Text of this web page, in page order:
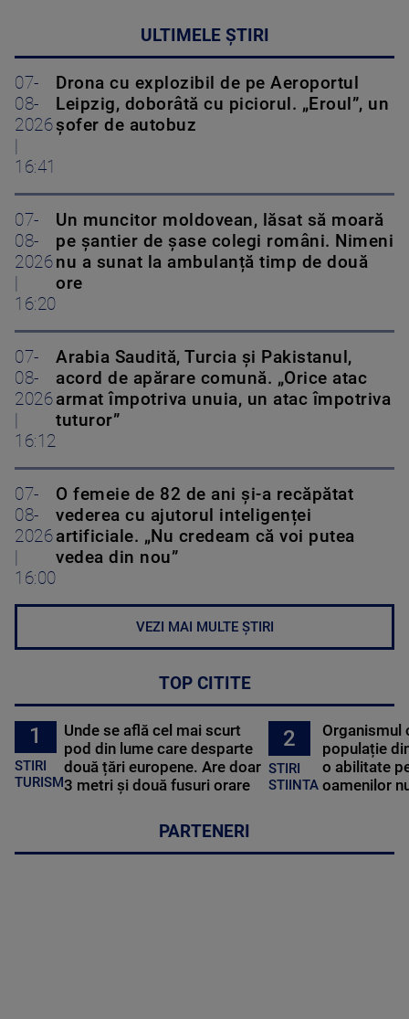
ULTIMELE ȘTIRI
07-
08-
2026
16:41
Drona cu explozibil de pe Aeroportul
Leipzig, doborâtă cu piciorul. „Eroul”, un
șofer de autobuz
07-
08-
2026
16:20
Un muncitor moldovean, lăsat să moară
pe șantier de șase colegi români. Nimeni
nu a sunat la ambulanță timp de două
ore
07-
08-
2026
16:12
Arabia Saudită, Turcia și Pakistanul,
acord de apărare comună. „Orice atac
armat împotriva unuia, un atac împotriva
tuturor”
07-
08-
2026
16:00
O femeie de 82 de ani și-a recăpătat
vederea cu ajutorul inteligenței
artificiale. „Nu credeam că voi putea
vedea din nou”
VEZI MAI MULTE ȘTIRI
TOP CITITE
1
STIRI
TURISM
Unde se află cel mai scurt
pod din lume care desparte
două țări europene. Are doar
3 metri și două fusuri orare
2
STIRI
STIINTA
Organismul
populație
o abilitate
oamenilor
PARTENERI